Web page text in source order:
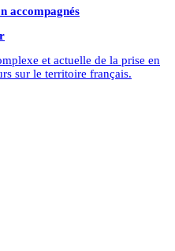
accompagnés
et actuelle de la prise en
sur le territoire français.